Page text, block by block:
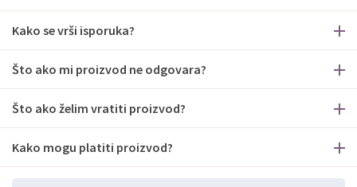
Kako se vrši isporuka?
Što ako mi proizvod ne odgovara?
Što ako želim vratiti proizvod?
Kako mogu platiti proizvod?